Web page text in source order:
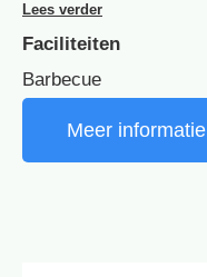
Lees verder
Faciliteiten
Barbecue
Meer informatie